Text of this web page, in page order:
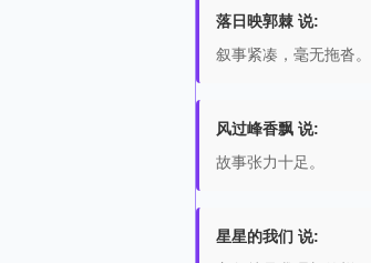
落日映郭棘 说:
叙事紧凑，毫无拖沓。
风过峰香飘 说:
故事张力十足。
星星的我们 说: